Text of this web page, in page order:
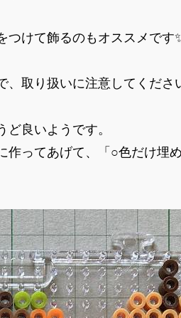
つけて飾るのもオススメです
取り扱いに注意してくださ
良いようです。
ってあげて、「○色だけ埋